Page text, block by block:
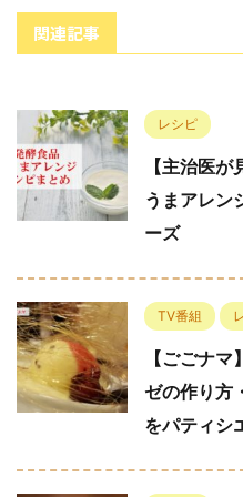
関連記事
レシピ
【主治医
うまアレン
ーズ
TV番組
【ごごナ
ゼの作り方
をパティシ